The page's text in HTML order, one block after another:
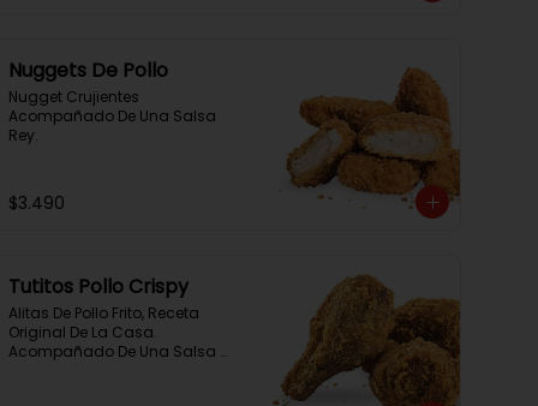
Nuggets De Pollo
Nugget Crujientes
Acompañado De Una Salsa
Rey.
$3.490
Tutitos Pollo Crispy
Alitas De Pollo Frito, Receta
Original De La Casa.
Acompañado De Una Salsa